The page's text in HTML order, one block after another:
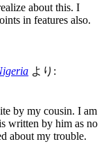
about this. I
in features also.
より:
by my cousin. I am
written by him as no
about my trouble.